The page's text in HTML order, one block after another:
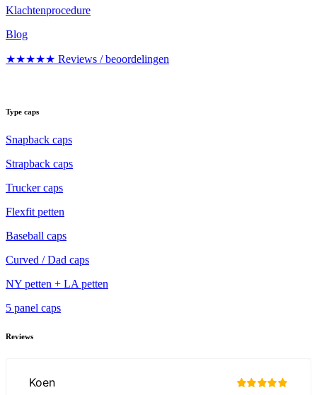
Klachtenprocedure
Blog
★★★★★ Reviews / beoordelingen
Type caps
Snapback caps
Strapback caps
Trucker caps
Flexfit petten
Baseball caps
Curved / Dad caps
NY petten + LA petten
5 panel caps
Reviews